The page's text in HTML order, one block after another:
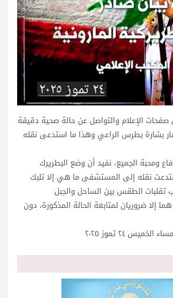
الإعلام والتواصل عن حالة صحية دقيقة
بشارة بطرس الراعي وهذا ما استدعى نقله
ومحبة الجميع، نفيد أن وضع البطريرك
نقله إلى المستشفى ما هي إلا تلبك
الطقس بين الساحل والجبل
إلا ضروريان لمتابعة الحالة المذكورة، دون
٢٤ تموز ٢٠٢٥